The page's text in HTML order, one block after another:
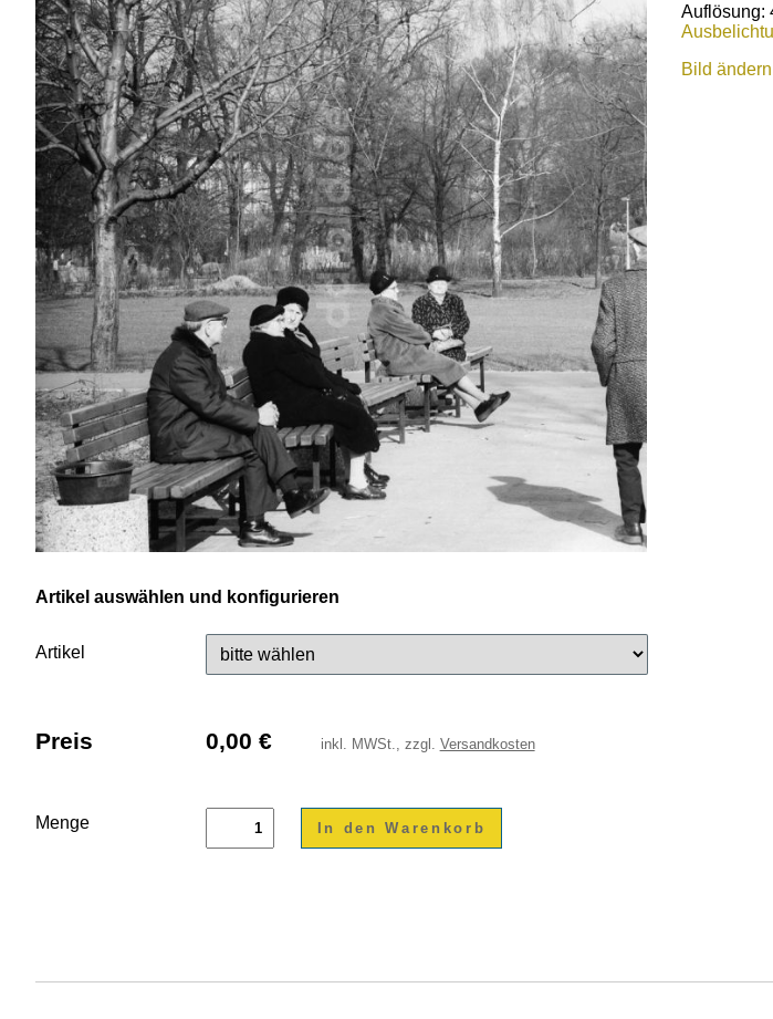
Auflösung:
Bild ändern
Artikel auswählen und konfigurieren
Artikel
Preis 0,00 € inkl. MWSt., zzgl. Versandkosten
Menge